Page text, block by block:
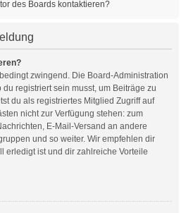
des Boards kontaktieren?
zwingend. Die Board-Administration
registriert sein musst, um Beiträge zu
du als registriertes Mitglied Zugriff auf
nicht zur Verfügung stehen: zum
E-Mail-Versand an andere
und so weiter. Wir empfehlen dir
erledigt ist und dir zahlreiche Vorteile